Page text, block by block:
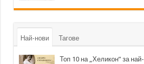
Най-нови Тагове
Топ 10 на „Хеликон” за най-